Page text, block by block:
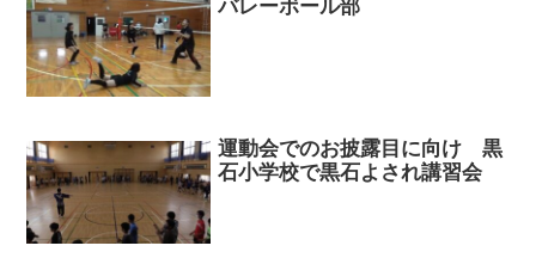
バレーボール部
運動会でのお披露目に向け 黒
石小学校で黒石よされ講習会